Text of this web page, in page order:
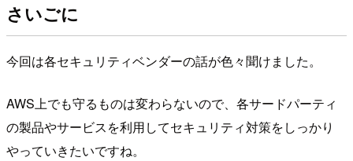
さいごに
今回は各セキュリティベンダーの話が色々聞けました。
AWS上でも守るものは変わらないので、各サードパーティ
の製品やサービスを利用してセキュリティ対策をしっかり
やっていきたいですね。